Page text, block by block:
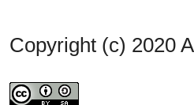
Copyright (c) 2020